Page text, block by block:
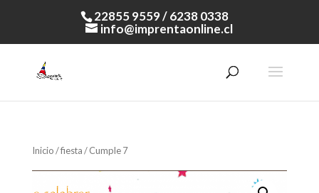
22855 9559 / 6238 0338
info@imprentaonline.cl
Inicio/fiesta/ Cumple 7